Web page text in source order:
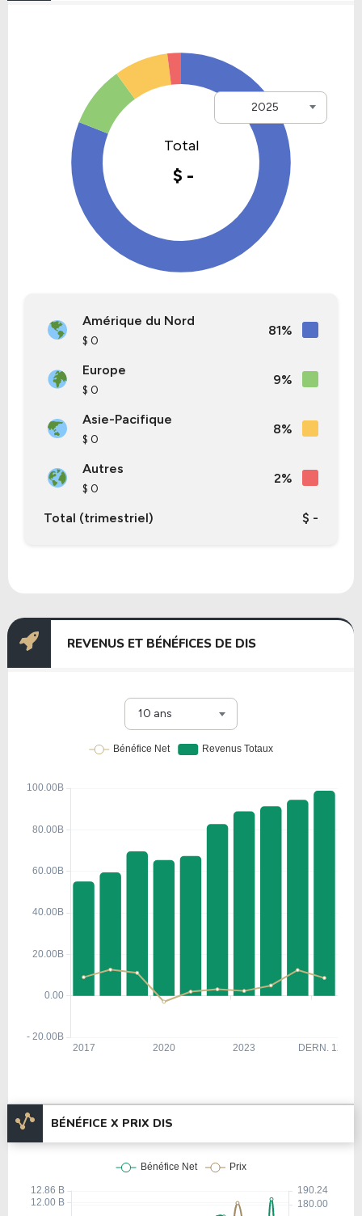
2025
Amérique du Nord
$ 0
81%
Europe
$ 0
9%
Asie-Pacifique
$ 0
8%
Autres
$ 0
2%
Total (trimestriel) $ -
REVENUS ET BÉNÉFICES DE DIS
10 ans
BÉNÉFICE X PRIX DIS